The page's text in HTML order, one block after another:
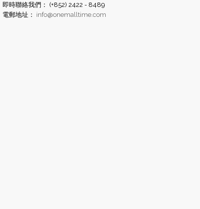
即時聯絡我們： (+852) 2422 - 8489
電郵地址： info@onemalltime.com